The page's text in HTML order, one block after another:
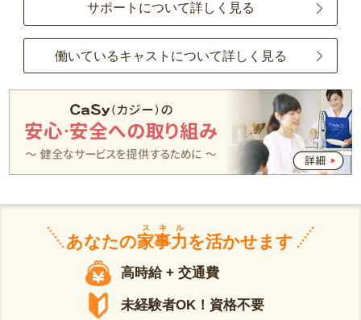
サポートについて詳しく見る
働いているキャストについて詳しく見る
あなたの家事力
スキル
を活かせます
高時給 + 交通費
未経験者OK！資格不要